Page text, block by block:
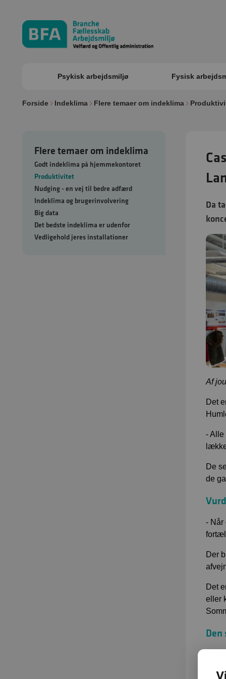
Psykisk arbejdsmiljø Fysisk
Forside Indeklima Flere temaer om indeklima
Flere temaer om indeklima
Godt indeklima på hjemmekontoret
Produktivitet
Nudging - en vej til bedre adfærd
Indeklima og brugerinvolvering
Big data
Det bedste indeklima er udenfor
Vedligehold jeres installationer
Da
Af
Det
- Alle
De
de
- Når
Der
Det
eller